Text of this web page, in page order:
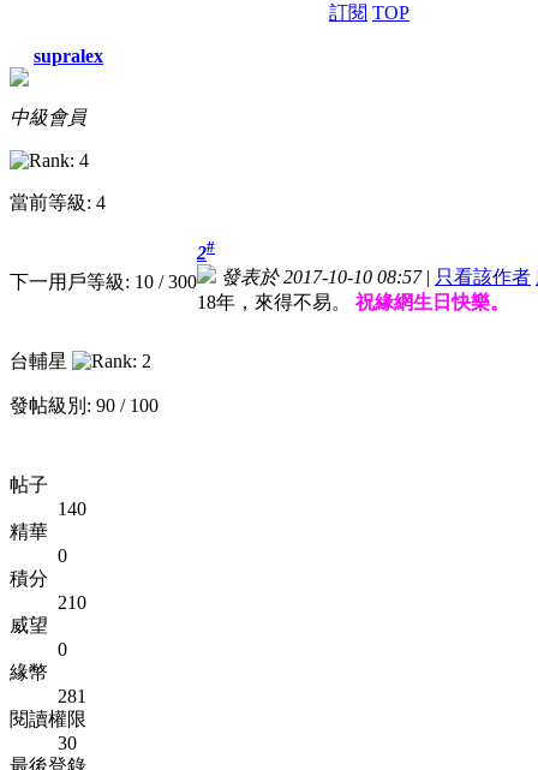
訂閱 TOP
supralex
中級會員
當前等級: 4
下一用戶等級: 10 / 300
台輔星
發帖級別: 90 / 100
帖子
140
精華
0
積分
210
威望
0
緣幣
281
閱讀權限
30
最後登錄
2#
發表於 2017-10-10 08:57| 只看該作者
18年，來得不易。祝緣網生日快樂。